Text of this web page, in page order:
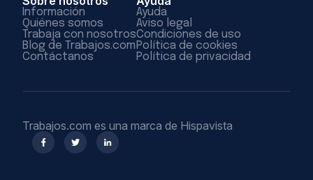
Información
Quiénes somos
Trabaja con nosotros
Blog de Trabajos.com
Contáctanos
Ayuda
Aviso legal
Condiciones de uso
Política de cookies
Política de privacidad
Trabajos.com es una marca de Hispavista